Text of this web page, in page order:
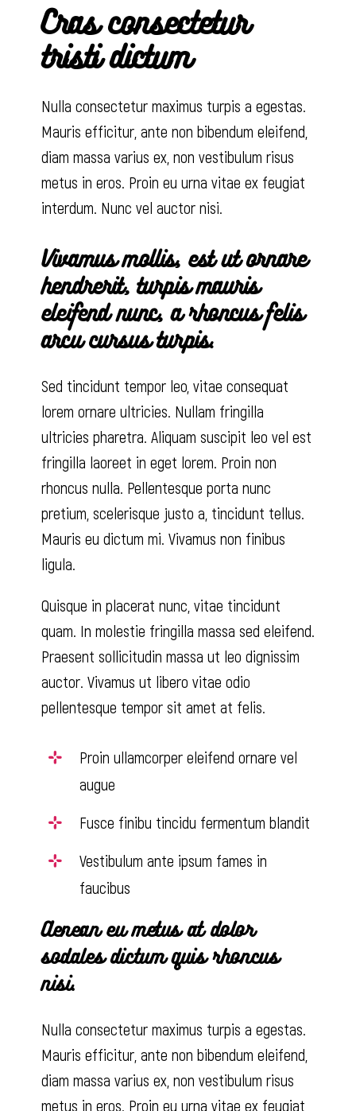
Cras consectetur
tristi dictum
Nulla consectetur maximus turpis a egestas.
Mauris efficitur, ante non bibendum eleifend,
diam massa varius ex, non vestibulum risus
metus in eros. Proin eu urna vitae ex feugiat
interdum. Nunc vel auctor nisi.
Vivamus mollis, est ut ornare
hendrerit, turpis mauris
eleifend nunc, a rhoncus felis
arcu cursus turpis.
Sed tincidunt tempor leo, vitae consequat
lorem ornare ultricies. Nullam fringilla
ultricies pharetra. Aliquam suscipit leo vel est
fringilla laoreet in eget lorem. Proin non
rhoncus nulla. Pellentesque porta nunc
pretium, scelerisque justo a, tincidunt tellus.
Mauris eu dictum mi. Vivamus non finibus
ligula.
Quisque in placerat nunc, vitae tincidunt
quam. In molestie fringilla massa sed eleifend.
Praesent sollicitudin massa ut leo dignissim
auctor. Vivamus ut libero vitae odio
pellentesque tempor sit amet at felis.
Proin ullamcorper eleifend ornare vel
augue
Fusce finibu tincidu fermentum blandit
Vestibulum ante ipsum fames in
faucibus
Aenean eu metus at dolor
sodales dictum quis rhoncus
nisi.
Nulla consectetur maximus turpis a egestas.
Mauris efficitur, ante non bibendum eleifend,
diam massa varius ex, non vestibulum risus
metus in eros. Proin eu urna vitae ex feugiat